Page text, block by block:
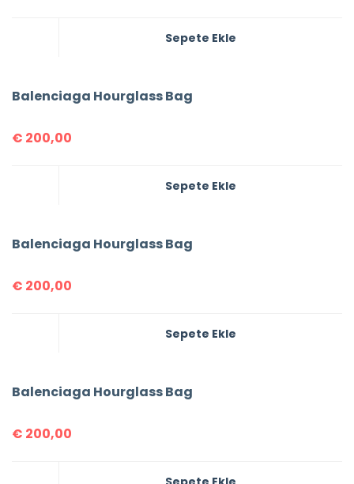
Sepete Ekle
Balenciaga Hourglass Bag
€ 200,00
Sepete Ekle
Balenciaga Hourglass Bag
€ 200,00
Sepete Ekle
Balenciaga Hourglass Bag
€ 200,00